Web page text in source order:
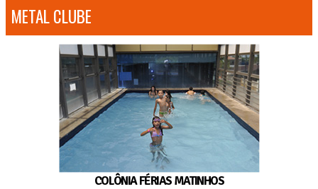
METAL CLUBE
COLÔNIA FÉRIAS MATINHOS